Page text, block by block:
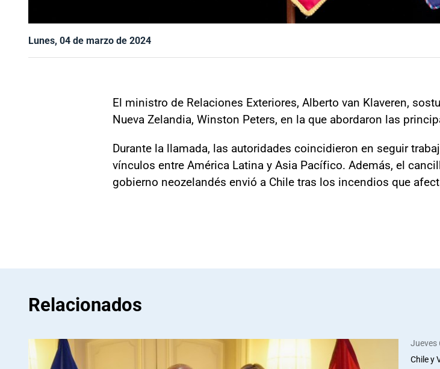
Lunes, 04 de marzo de 2024
El ministro de Relaciones Exteriores, Alberto van Klaveren,
Nueva Zelandia, Winston Peters, en la que abordaron las
Durante la llamada, las autoridades coincidieron en seguir
vínculos entre América Latina y Asia Pacífico. Además, el
gobierno neozelandés envió a Chile tras los incendios que
Relacionados
Jueves
Chile y